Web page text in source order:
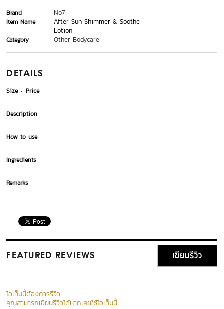
Brand No7
Item Name
After Sun Shimmer & Soothe
Lotion
Category Other Bodycare
DETAILS
Size
Price
-
Description
-
How to use
-
Ingredients
-
Remarks
-
FEATURED REVIEWS เขียนรีวิว
ไอเท็มนี้ต้องการรีวิว
คุณสามารถเขียนรีวิวได้หากเคยใช้ไอเท็มนี้